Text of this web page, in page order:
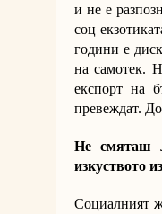
и не е
соц
години е
на самотек.
експорт на
превеждат.
Не смяташ
изкуството
Социалният